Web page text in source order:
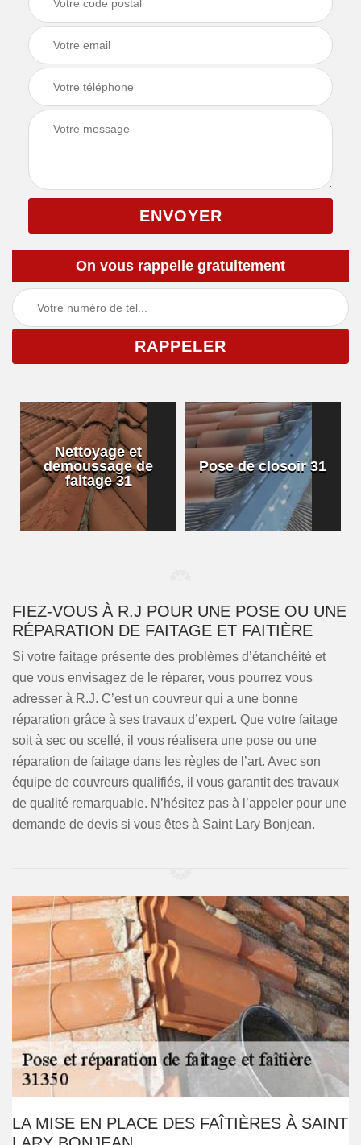
On vous rappelle gratuitement
Nettoyage et
demoussage de
faitage 31
Pose de closoir 31
FIEZ-VOUS À R.J POUR UNE POSE OU UNE
RÉPARATION DE FAITAGE ET FAITIÈRE
Si votre faitage présente des problèmes d’étanchéité et
que vous envisagez de le réparer, vous pourrez vous
adresser à R.J. C’est un couvreur qui a une bonne
réparation grâce à ses travaux d’expert. Que votre faitage
soit à sec ou scellé, il vous réalisera une pose ou une
réparation de faitage dans les règles de l’art. Avec son
équipe de couvreurs qualifiés, il vous garantit des travaux
de qualité remarquable. N’hésitez pas à l’appeler pour une
demande de devis si vous êtes à Saint Lary Bonjean.
LA MISE EN PLACE DES FAÎTIÈRES À SAINT